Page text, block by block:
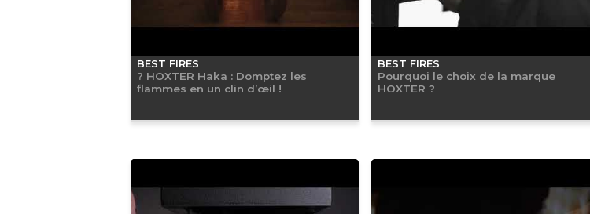
BEST FIRES
? HOXTER Haka : Domptez les
flammes en un clin d’œil !
BEST FIRES
Pourquoi le choix de la marque
HOXTER ?